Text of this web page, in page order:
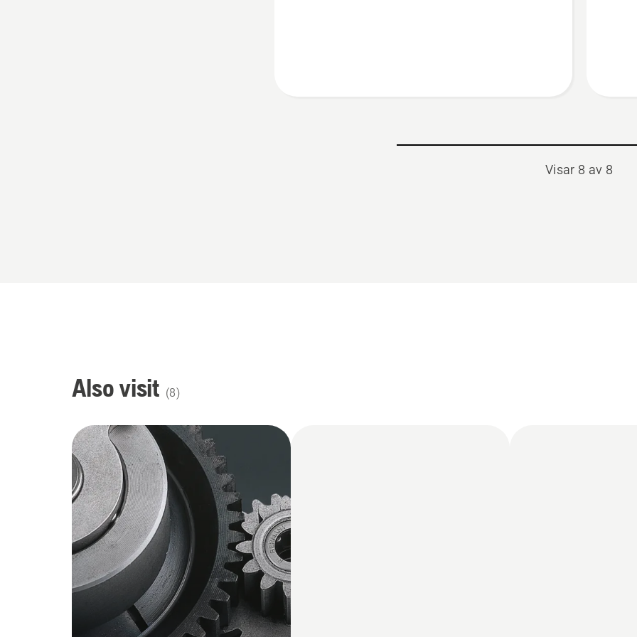
Visar 8 av 8
Also visit (8)